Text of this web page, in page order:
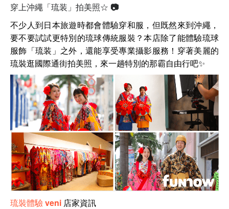
穿上沖繩「琉装」拍美照☆ 📷
不少人到日本旅遊時都會體驗穿和服，但既然來到沖繩，
要不要試試更特別的琉球傳統服裝？本店除了能體驗琉球
服飾「琉装」之外，還能享受專業攝影服務 ！穿著美麗的
琉裝逛國際通街拍美照，來一趟特別的那霸自由行吧✨
琉裝體驗 veni 店家資訊